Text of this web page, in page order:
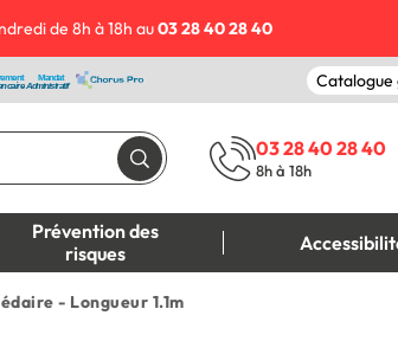
de 8h à 18h au03 28 40 28 40
03 28 40 28 40
8h à 18h
Prévention des
risques
- Longueur 1.1m